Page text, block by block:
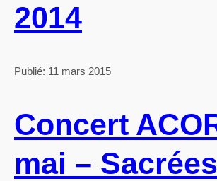
2014
Publié: 11 mars 2015
Concert
mai – Sacrées